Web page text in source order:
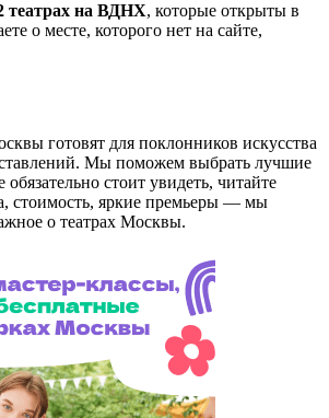
театрах на ВДНХ, которые открыты в
о месте, которого нет на сайте,
готовят для поклонников искусства
Мы поможем выбрать лучшие
стоит увидеть, читайте
стоимость, яркие премьеры — мы
о театрах Москвы.